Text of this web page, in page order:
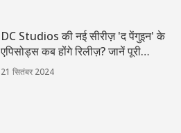
DC Studios की नई सीरीज़ 'द पेंगुइन' के
एपिसोड्स कब होंगे रिलीज़? जानें पूरी
शेड्यूल की जानकारी
21 सितंबर 2024